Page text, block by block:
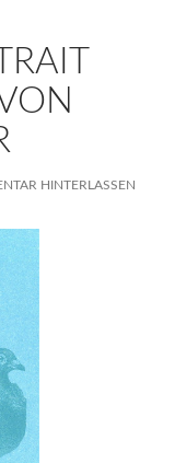
HINTERLASSEN